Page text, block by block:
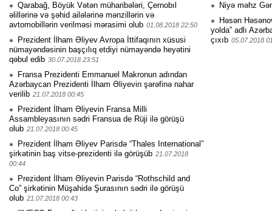
Qarabağ, Böyük Vətən müharibələri, Çernobıl
əlillərinə və şəhid ailələrinə mənzillərin və
avtomobillərin verilməsi mərasimi olub 01.08.2018 22:50
Prezident İlham Əliyev Avropa İttifaqının xüsusi
nümayəndəsinin başçılıq etdiyi nümayəndə heyətini
qəbul edib 30.07.2018 23:51
Fransa Prezidenti Emmanuel Makronun adından
Azərbaycan Prezidenti İlham Əliyevin şərəfinə nahar
verilib 21.07.2018 00:45
Prezident İlham Əliyevin Fransa Milli
Assambleyasının sədri Fransua de Rüji ilə görüşü
olub 21.07.2018 00:45
Prezident İlham Əliyev Parisdə “Thales International”
şirkətinin baş vitse-prezidenti ilə görüşüb 21.07.2018
00:44
Prezident İlham Əliyevin Parisdə “Rothschild and
Co” şirkətinin Müşahidə Şurasının sədri ilə görüşü
olub 21.07.2018 00:43
Niyə məhz
Həsən
yolda” adlı
çıxıb 05.07.2018